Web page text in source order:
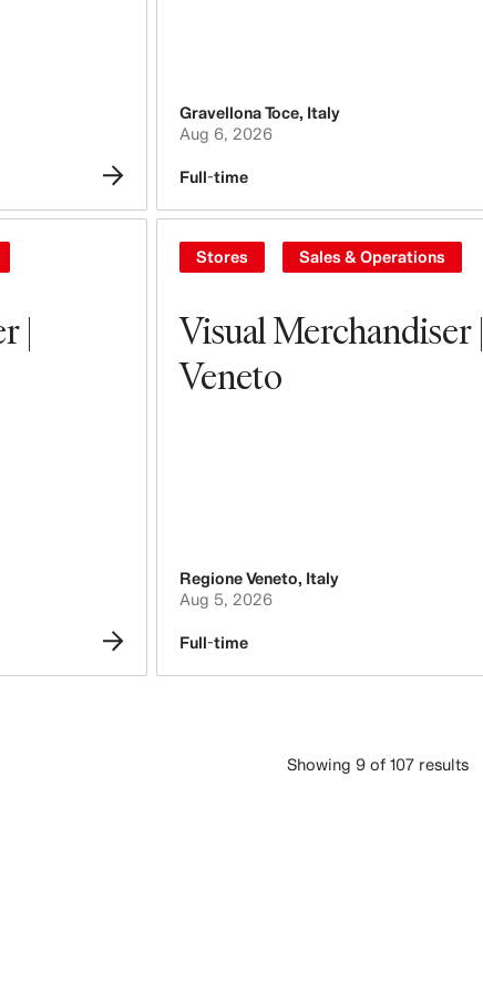
Gravellona Toce, Italy
Aug 6, 2026
Full-time
|
Visual Merchandiser |
Veneto
Stores Sales & Operations
Regione Veneto, Italy
Aug 5, 2026
Full-time
Showing 9 of 107 results